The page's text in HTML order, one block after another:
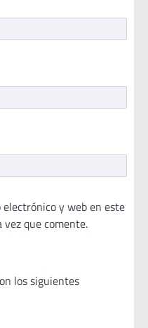
y web en este
vez que comente.
los siguientes